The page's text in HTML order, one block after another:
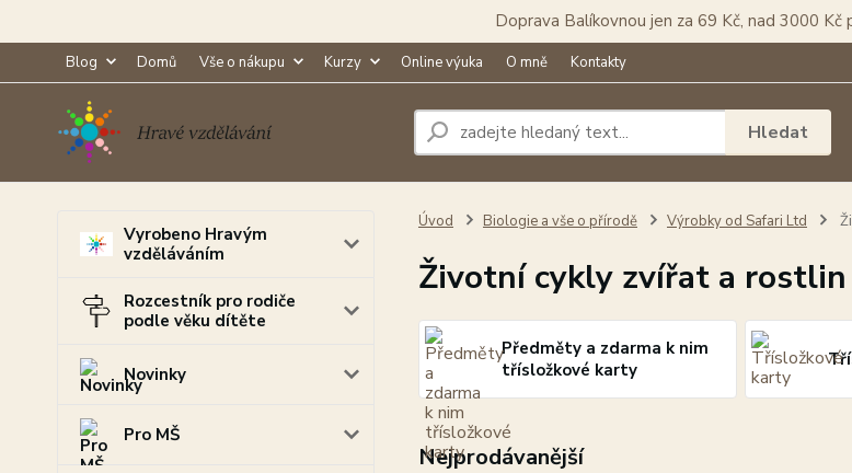
Doprava Balíkovnou jen za 69 Kč, nad 3000 Kč
Blog Domů Vše o nákupu Kurzy Online výuka O mně Kontakty
Hledat
Vyrobeno Hravým
vzděláváním
Rozcestník pro rodiče
podle věku dítěte
Novinky
Pro MŠ
Úvod Biologie a vše o přírodě Výrobky od Safari Ltd
Životní cykly zvířat a rostlin
Předměty a zdarma k nim
třísložkové karty
Nejprodávanější